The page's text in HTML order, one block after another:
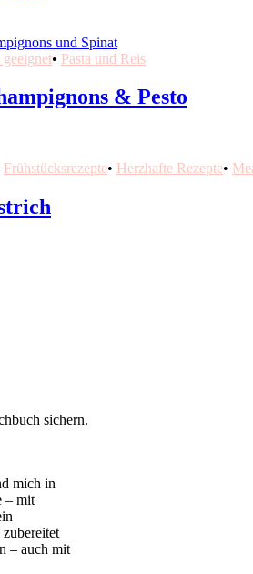
• Pasta und Reis
& Pesto
Frühstücksrezepte• Herzhafte Rezepte•
sichern.
mich in
– mit
– auch mit